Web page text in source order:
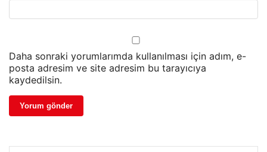
Daha sonraki yorumlarımda kullanılması için adım, e-
posta adresim ve site adresim bu tarayıcıya
kaydedilsin.